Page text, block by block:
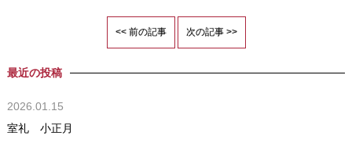
<< 前の記事 次の記事 >>
最近の投稿
2026.01.15
室礼 小正月